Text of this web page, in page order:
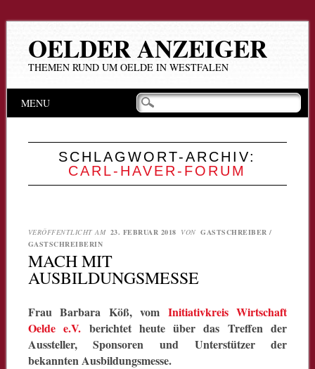
OELDER ANZEIGER
THEMEN RUND UM OELDE IN WESTFALEN
Hauptmenü
Inhalt
MENU
SCHLAGWORT-ARCHIV:
CARL-HAVER-FORUM
VERÖFFENTLICHT AM 23. FEBRUAR 2018 VON GASTSCHREIBER /
GASTSCHREIBERIN
MACH MIT
AUSBILDUNGSMESSE
Frau Barbara Köß, vom Initiativkreis Wirtschaft
Oelde e.V. berichtet heute über das Treffen der
Aussteller, Sponsoren und Unterstützer der
bekannten Ausbildungsmesse.